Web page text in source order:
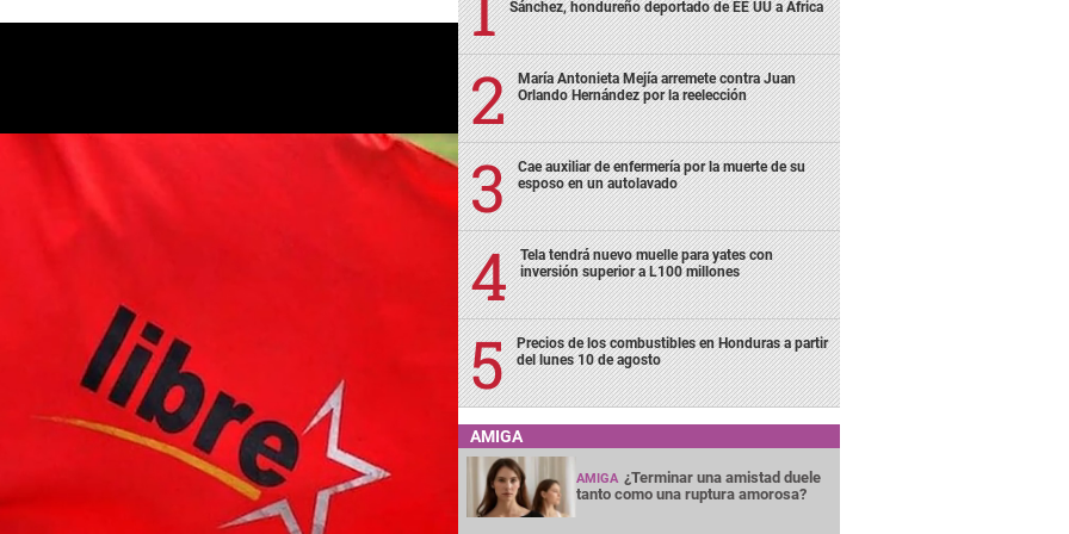
Sánchez, hondureño deportado de EE UU a África
María Antonieta Mejía arremete contra Juan
Orlando Hernández por la reelección
Cae auxiliar de enfermería por la muerte de su
esposo en un autolavado
Tela tendrá nuevo muelle para yates con
inversión superior a L100 millones
Precios de los combustibles en Honduras a partir
del lunes 10 de agosto
AMIGA
AMIGA ¿Terminar una amistad duele
tanto como una ruptura amorosa?